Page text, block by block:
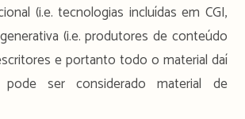
(i.e. tecnologias incluídas em CGI,
(i.e. produtores de conteúdo
e portanto todo o material daí
ser considerado material de